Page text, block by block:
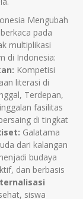
Mengubah
pada
multiplikasi
di Indonesia:
Kompetisi
literasi di
Terdepan,
fasilitas
di tingkat
Galatama
dari kalangan
budaya
dan berbasis
siswa